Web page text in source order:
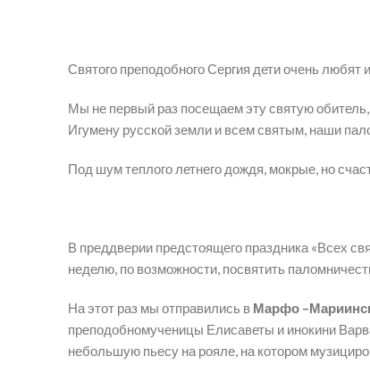
Святого преподобного Сергия дети очень
Мы не первый раз посещаем эту святую
Игумену русской земли и всем святым, наши
Под шум теплого летнего дождя, мокрые, но
В преддверии предстоящего праздника «Всех
неделю, по возможности, посвятить
На этот раз мы отправились в Марфо
преподобномученицы Елисаветы и инокини
небольшую пьесу на рояле, на котором